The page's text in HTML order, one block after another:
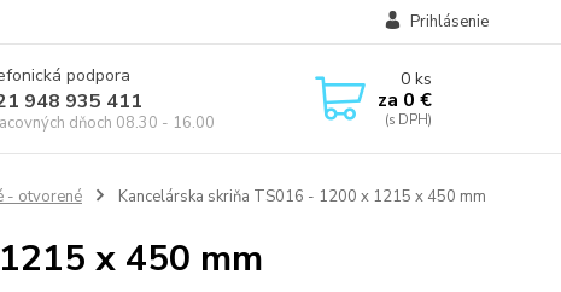
Prihlásenie
podpora
948 935 411
dňoch 08.30 - 16.00
0ks
za 0 €
- otvorené Kancelárska skriňa TS016 - 1200 x 1215 x 450 mm
x 450 mm